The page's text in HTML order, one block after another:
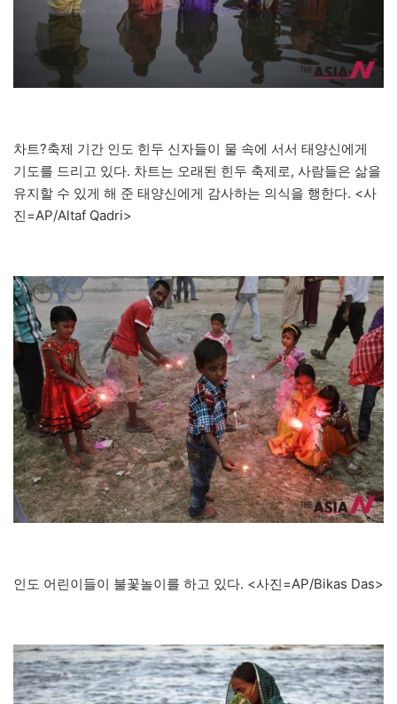
차트?축제 기간 인도 힌두 신자들이 물 속에 서서 태양신에게
기도를 드리고 있다. 차트는 오래된 힌두 축제로, 사람들은 삶을
유지할 수 있게 해 준 태양신에게 감사하는 의식을 행한다. <사
진=AP/Altaf Qadri>
인도 어린이들이 불꽃놀이를 하고 있다. <사진=AP/Bikas Das>